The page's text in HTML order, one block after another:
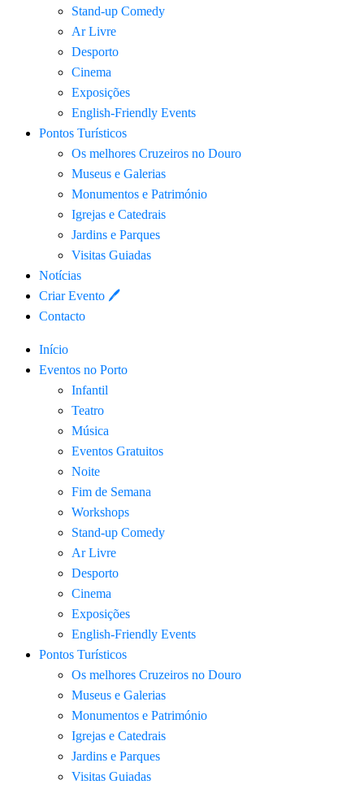
Stand-up Comedy
Ar Livre
Desporto
Cinema
Exposições
English-Friendly Events
Pontos Turísticos
Os melhores Cruzeiros no Douro​
Museus e Galerias
Monumentos e Património
Igrejas e Catedrais
Jardins e Parques
Visitas Guiadas
Notícias
Criar Evento 🖊
Contacto
Início
Eventos no Porto
Infantil
Teatro
Música
Eventos Gratuitos
Noite
Fim de Semana
Workshops
Stand-up Comedy
Ar Livre
Desporto
Cinema
Exposições
English-Friendly Events
Pontos Turísticos
Os melhores Cruzeiros no Douro​
Museus e Galerias
Monumentos e Património
Igrejas e Catedrais
Jardins e Parques
Visitas Guiadas